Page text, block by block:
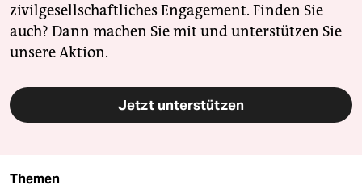
zivilgesellschaftliches Engagement. Finden Sie
auch? Dann machen Sie mit und unterstützen Sie
unsere Aktion.
Jetzt unterstützen
Themen